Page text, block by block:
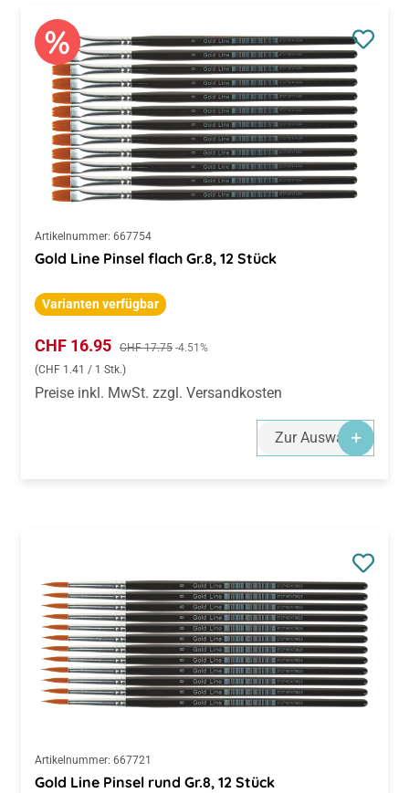
Artikelnummer: 667754
Gold Line Pinsel flach Gr.8, 12 Stück
Varianten verfügbar
Verkaufspreis:
CHF 16.95 Regulärer Preis:
CHF 17.75 -4.51%
(CHF 1.41 / 1 Stk.)
Preise inkl. MwSt. zzgl. Versandkosten
Zur Auswahl
Artikelnummer: 667721
Gold Line Pinsel rund Gr.8, 12 Stück